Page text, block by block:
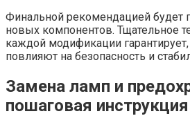
Финальной рекомендацией будет
новых компонентов. Тщательное
каждой модификации
повлияют на безопасность и
Замена ламп и
пошаговая инструкция